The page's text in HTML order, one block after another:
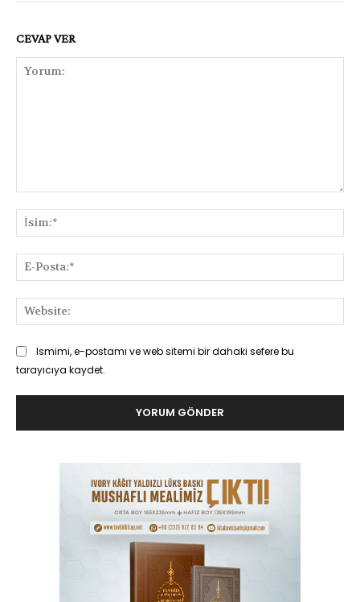
CEVAP VER
Ismimi, e-postamı ve web sitemi bir dahaki sefere bu
tarayıcıya kaydet.